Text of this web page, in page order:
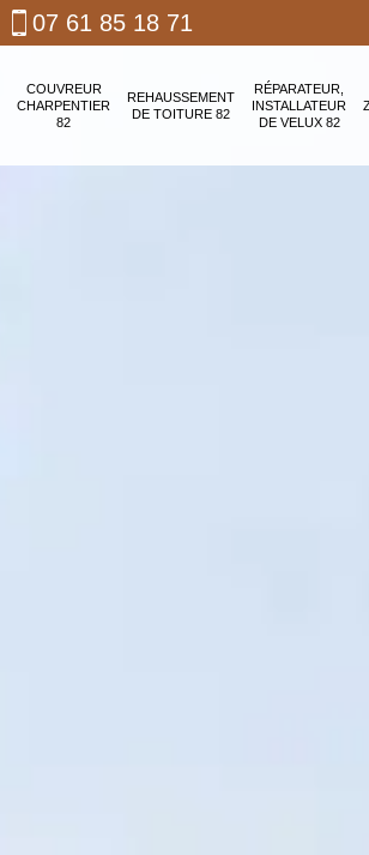
07 61 85 18 71
COUVREUR
CHARPENTIER
82
REHAUSSEMENT
DE TOITURE 82
RÉPARATEUR,
INSTALLATEUR
DE VELUX 82